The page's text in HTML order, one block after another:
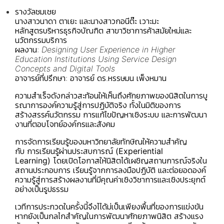
รางวัลชมเชย
นางสาวนาดา ตาเยะ และนางสาวกอนีต๊ะ เวาะมะ
หลักสูตรบริหารธุรกิจบัณฑิต สาขาวิชาการค้าสมัยใหม่และ
นวัตกรรมบริการ
ผลงาน: Designing User Experience in Higher
Education Institutions Using Service Design
Concepts and Digital Tools
อาจารย์ที่ปรึกษา: อาจารย์ ดร.หรรษมน เพ็งหมาน
ความสำเร็จดังกล่าวสะท้อนให้เห็นถึงศักยภาพของนิสิตในการบู
รณาการองค์ความรู้สู่การปฏิบัติจริง ทั้งในมิติของการ
สร้างสรรค์นวัตกรรม การแก้ไขปัญหาเชิงระบบ และการพัฒนา
งานที่ตอบโจทย์องค์กรและสังคม
การจัดการเรียนรู้ของมหาวิทยาลัยทักษิณให้ความสำคัญ
กับ การเรียนรู้ผ่านประสบการณ์ (Experiential
Learning) โดยเปิดโอกาสให้นิสิตได้เผชิญสถานการณ์จริงใน
สถานประกอบการ เรียนรู้จากการลงมือปฏิบัติ และต่อยอดองค์
ความรู้สู่การสร้างผลงานที่มีคุณค่าเชิงวิชาการและเชิงประยุกต์
อย่างเป็นรูปธรรม
เวทีการประกวดในครั้งนี้จึงไได้ม่เป็นเพียงพื้นที่ของการแข่งขัน
หากยังเป็นกลไกสำคัญในการพัฒนาศักยภาพนิสิต สร้างแรง